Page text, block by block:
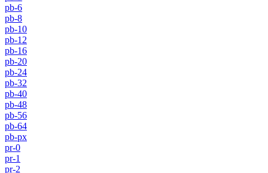
pb-6
pb-8
pb-10
pb-12
pb-16
pb-20
pb-24
pb-32
pb-40
pb-48
pb-56
pb-64
pb-px
pr-0
pr-1
pr-2